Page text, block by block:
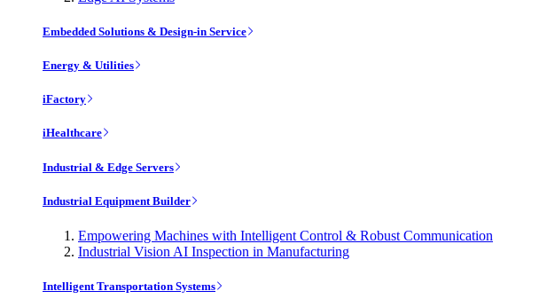
Embedded Solutions & Design-in Service
Energy & Utilities
iFactory
iHealthcare
Industrial & Edge Servers
Industrial Equipment Builder
Empowering Machines with Intelligent Control & Robust Communication
Industrial Vision AI Inspection in Manufacturing
Intelligent Transportation Systems